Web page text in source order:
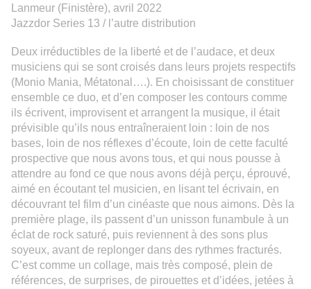
Lanmeur (Finistère), avril 2022
Jazzdor Series 13 / l’autre distribution
Deux irréductibles de la liberté et de l’audace, et deux
musiciens qui se sont croisés dans leurs projets respectifs
(Monio Mania, Métatonal….). En choisissant de constituer
ensemble ce duo, et d’en composer les contours comme
ils écrivent, improvisent et arrangent la musique, il était
prévisible qu’ils nous entraîneraient loin : loin de nos
bases, loin de nos réflexes d’écoute, loin de cette faculté
prospective que nous avons tous, et qui nous pousse à
attendre au fond ce que nous avons déjà perçu, éprouvé,
aimé en écoutant tel musicien, en lisant tel écrivain, en
découvrant tel film d’un cinéaste que nous aimons. Dès la
première plage, i ls passent d’un unisson funambule à un
éclat de rock saturé, puis reviennent à des sons plus
soyeux, avant de replonger dans des rythmes fracturés.
C’est comme un collage, mais très composé, plein de
références, de surprises, de pirouettes et d’idées, jetées à